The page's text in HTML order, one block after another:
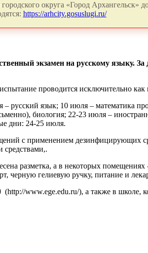
округа «Город Архангельск»
https://arhcity.gosuslugi.ru/
экзамен на русскому языку.
проводится исключительно как
русский язык; 10 июля – математика
биология; 22-23 июля –
дни: 24-25 июля.
с применением дезинфицирующих
средствами,.
разметка, а в некоторых
черную гелиевую ручку, питание и
www.ege.edu.ru/), а также в школе,